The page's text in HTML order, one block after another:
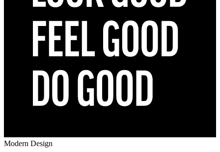
Modern Design